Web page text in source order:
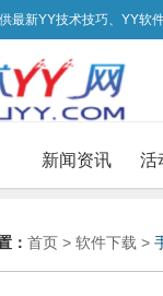
最新YY技术技巧、YY软
新闻资讯 活
： 首页 > 软件下载 >